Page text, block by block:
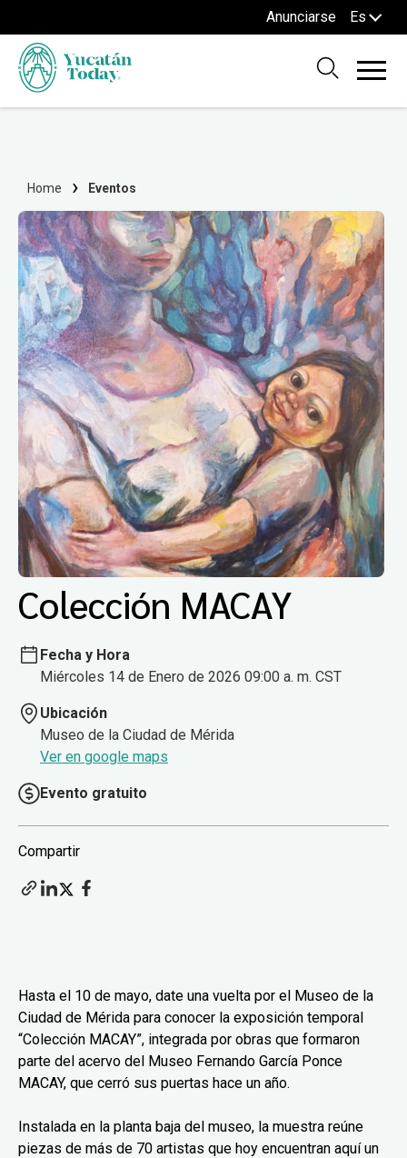
Anunciarse Es
Home Eventos
Colección MACAY
Fecha y Hora
Miércoles 14 de Enero de 2026 09:00 a. m. CST
Ubicación
Museo de la Ciudad de Mérida
Ver en google maps
Evento gratuito
Compartir
Hasta el 10 de mayo, date una vuelta por el Museo de la
Ciudad de Mérida para conocer la exposición temporal
“Colección MACAY”, integrada por obras que formaron
parte del acervo del Museo Fernando García Ponce
MACAY, que cerró sus puertas hace un año.
Instalada en la planta baja del museo, la muestra reúne
piezas de más de 70 artistas que hoy encuentran aquí un